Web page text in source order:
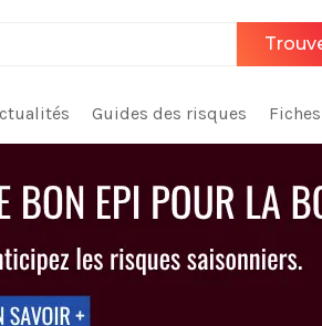
Guides des risques